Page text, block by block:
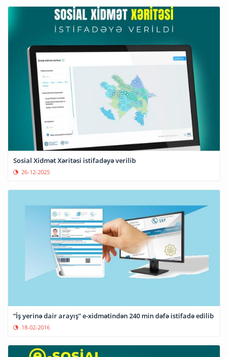
Sosial Xidmət Xəritəsi istifadəyə verilib
26-12-2025
“İş yerinə dair arayış” e-xidmətindən 240 min dəfə istifadə edilib
18-02-2016